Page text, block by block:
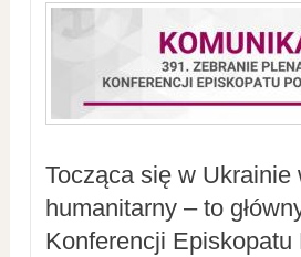
Tocząca się w Ukrainie
humanitarny – to
Konferencji Episkopatu